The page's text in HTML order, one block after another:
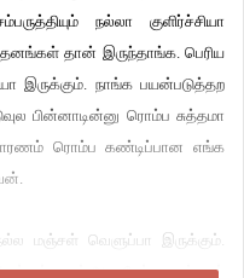
நல்லா குளிர்ச்சியா
தான் இருந்தாங்க. பெரிய
இருக்கும். நாங்க பயன்படுத்தற
பின்னாடின்னு ரொம்ப சுத்தமா
காரணம் ரொம்ப கண்டிப்பான எங்க
மஞ்சள் வெளுப்பா இருக்கும்.
நான் அது பேச்சை எப்பவும்